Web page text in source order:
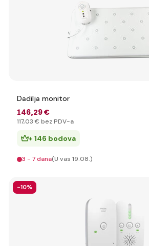
Dadilja monitor
146,29 €
117,03 € bez PDV-a
+ 146 bodova
3 - 7 dana(U vas 19.08.)
-10%